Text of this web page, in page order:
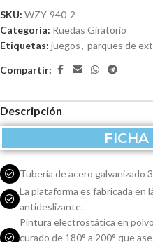
SKU: WZY-940-2
Categoría: Ruedas Giratorio
Etiquetas: juegos, parques de
Compartir:
Descripción
FICHA
Tubería de acero galvanizado
La plataforma es fabricada en
antideslizante.
Pintura electrostática en
curado de 180° a 200° que